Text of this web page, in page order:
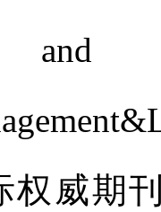
and
权威期